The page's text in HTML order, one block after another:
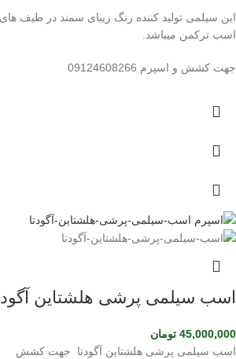
این سیلمی تولید کننده رنگ زیبای سمند در طیف
اسب ترکمن میباشد.
جهت کشش و اسپرم 09124608266
اسب سیلمی پرشی هلشتاین
45,000,000 تومان
اسب سیلمی پرشی هلشتاین آگودتا جهت کشش